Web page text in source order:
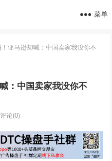
菜单
亚马逊却喊：中国卖家我没你不
：中国卖家我没你不
评论(0)